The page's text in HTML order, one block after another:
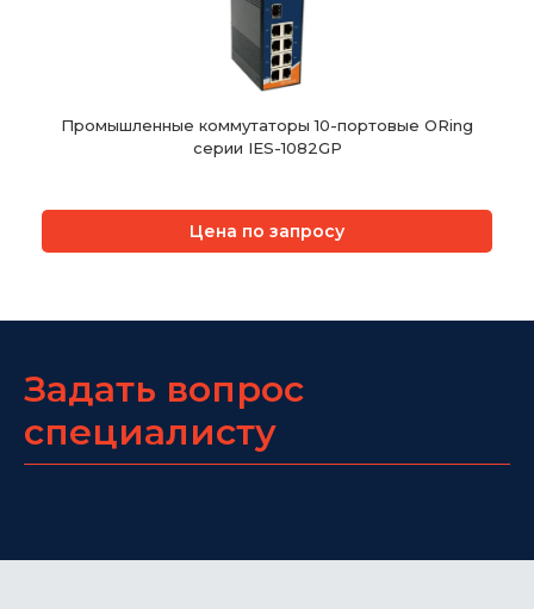
Промышленные коммутаторы 10-портовые ORing
серии IES-1082GP
Цена по запросу
Задать вопрос
специалисту